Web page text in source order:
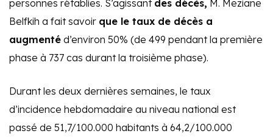
personnes rétablies. S’agissant des décès, M. Meziane
Belfkih a fait savoir que le taux de décès a
augmenté d’environ 50% (de 499 pendant la première
phase à 737 cas durant la troisième phase).
Durant les deux dernières semaines, le taux
d’incidence hebdomadaire au niveau national est
passé de 51,7/100.000 habitants à 64,2/100.000